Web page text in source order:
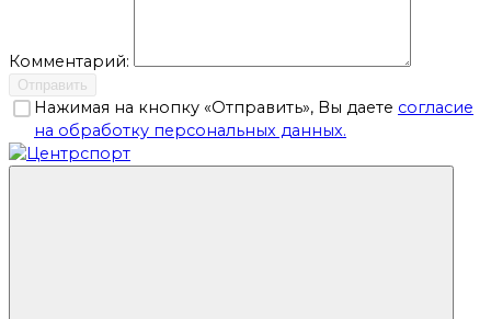
Комментарий:
Отправить
Нажимая на кнопку «Отправить», Вы даете согласие
на обработку персональных данных.